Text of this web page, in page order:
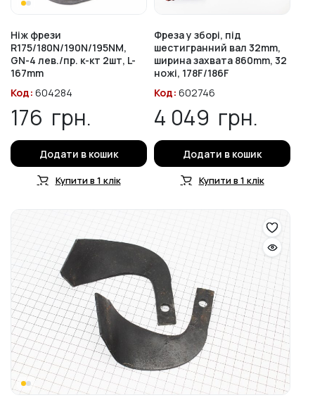
Ніж фрези
R175/180N/190N/195NM,
GN-4 лев./пр. к-кт 2шт, L-
167mm
Код: 604284
176 грн.
Додати в кошик
Купити в 1 клік
Фреза у зборі, під
шестигранний вал 32mm,
ширина захвата 860mm, 32
ножі, 178F/186F
Код: 602746
4 049 грн.
Додати в кошик
Купити в 1 клік